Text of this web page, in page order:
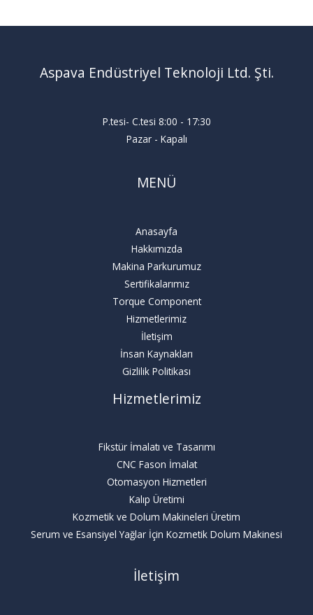
Aspava Endüstriyel Teknoloji Ltd. Şti.
P.tesi- C.tesi 8:00 - 17:30
Pazar - Kapalı
MENÜ
Anasayfa
Hakkımızda
Makina Parkurumuz
Sertifikalarımız
Torque Component
Hizmetlerimiz
İletişim
İnsan Kaynakları
Gizlilik Politikası
Hizmetlerimiz
Fikstür İmalatı ve Tasarımı
CNC Fason İmalat
Otomasyon Hizmetleri
Kalıp Üretimi
Kozmetik ve Dolum Makineleri Üretim
Serum ve Esansiyel Yağlar İçin Kozmetik Dolum Makinesi
İletişim